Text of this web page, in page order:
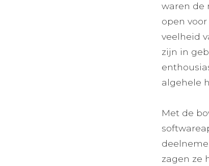
waren de
open
veelheid
zijn in
algehele
Met de
zagen ze